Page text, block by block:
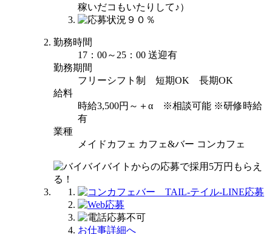
稼いだコもいたりして♪）
勤務時間
17：00～25：00 送迎有
勤務期間
フリーシフト制 短期OK 長期OK
給料
時給3,500円～＋α ※相談可能 ※研修時給
有
業種
メイドカフェ カフェ&バー コンカフェ
お仕事詳細へ